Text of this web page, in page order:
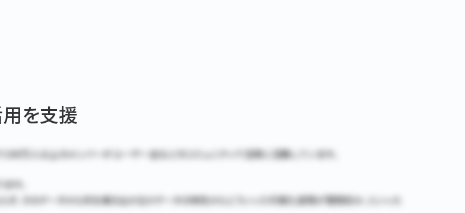
を支援
万人以上のメンバーがユーザー会などのコミュニティで活発に活動しています。
す。
、そのデータから何を導き出せるかデータの特性からどういった可視化表現が理想的か、といった